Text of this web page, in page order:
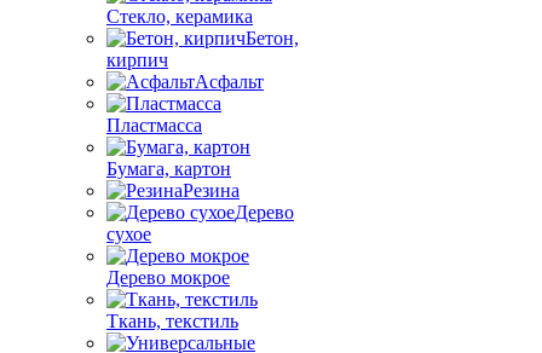
Стекло, керамика
Бетон,
кирпич
Асфальт
Пластмасса
Бумага, картон
Резина
Дерево
сухое
Дерево мокрое
Ткань, текстиль